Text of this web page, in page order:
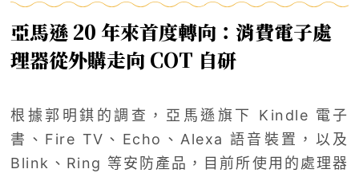
亞馬遜 20 年來首度轉向：消費電子處
理器從外購走向 COT 自研
根據郭明錤的調查，亞馬遜旗下 Kindle 電子
書、Fire TV、Echo、Alexa 語音裝置，以及
Blink、Ring 等安防產品，目前所使用的處理器